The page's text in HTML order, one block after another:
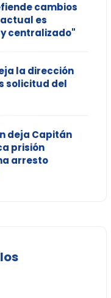
cambios
actual es
centralizado"
la dirección
solicitud del
deja Capitán
prisión
arresto